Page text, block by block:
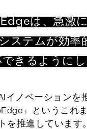
は、急激
ステムが効率
できるように
イノベーションを
」というこ
を推進しています